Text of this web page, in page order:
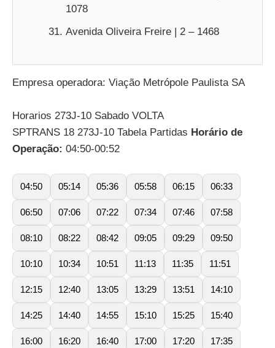
1078
Avenida Oliveira Freire | 2 – 1468
Empresa operadora: Viação Metrópole Paulista SA
Horarios 273J-10 Sabado VOLTA
SPTRANS 18 273J-10 Tabela Partidas Horário de
Operação: 04:50-00:52
04:50 05:14 05:36 05:58 06:15 06:33
06:50 07:06 07:22 07:34 07:46 07:58
08:10 08:22 08:42 09:05 09:29 09:50
10:10 10:34 10:51 11:13 11:35 11:51
12:15 12:40 13:05 13:29 13:51 14:10
14:25 14:40 14:55 15:10 15:25 15:40
16:00 16:20 16:40 17:00 17:20 17:35